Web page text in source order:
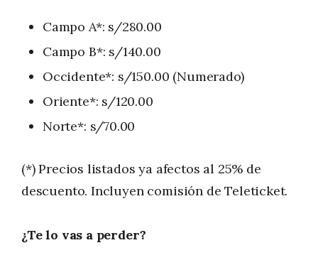
Campo A*: s/280.00
Campo B*: s/140.00
Occidente*: s/150.00 (Numerado)
Oriente*: s/120.00
Norte*: s/70.00
(*) Precios listados ya afectos al 25% de
descuento. Incluyen comisión de Teleticket.
¿Te lo vas a perder?